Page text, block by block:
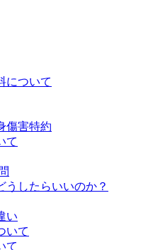
について
傷害特約
て
うしたらいいのか？
い
いて
て